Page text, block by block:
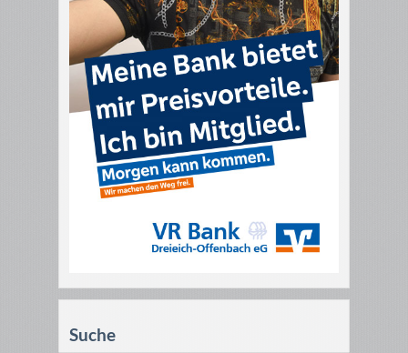
Suche